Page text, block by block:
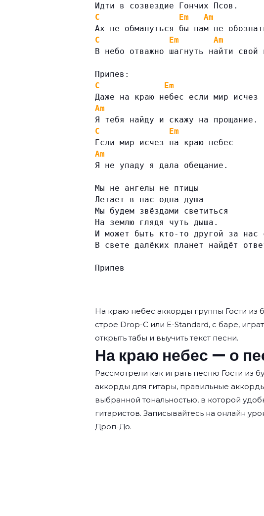
Идти в созвездие Гончих Псов.
C
Em
Am
Ах не обмануться бы нам не
C
Em
Am
В небо отважно шагнуть найти свой
Припев:
C
Em
Даже на краю небес если мир исчез
Am
Я тебя найду и скажу на прощание.
C
Em
Если мир исчез на краю небес
Am
Я не упаду я дала обещание.
Мы не ангелы не птицы
Летает в нас одна душа
Мы будем звёздами светиться
На землю глядя чуть дыша.
И может быть кто-то другой за нас
В свете далёких планет найдёт
Припев
На краю небес аккорды группы Гости из
строе Drop-C или E-Standard, с баре,
открыть табы и выучить текст песни.
На краю небес — о
Рассмотрели как играть песню Гости из
аккорды для гитары, правильные
выбранной тональностью, в которой
гитаристов. Записывайтесь на онлайн
Дроп-До.